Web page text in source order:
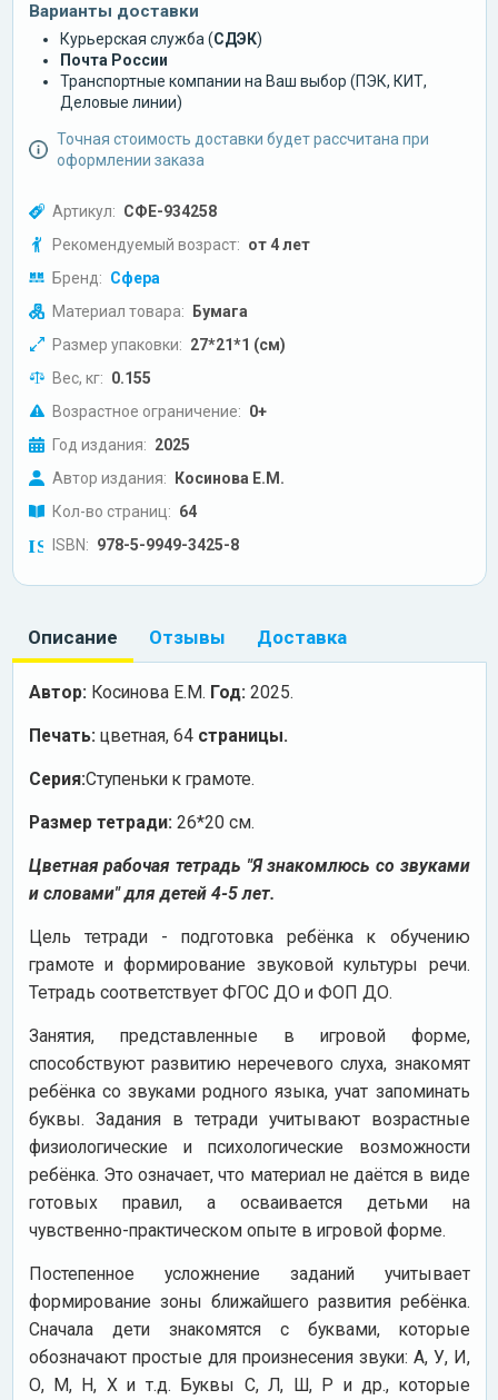
Варианты доставки
Курьерская служба (СДЭК)
Почта России
Транспортные компании на Ваш выбор (ПЭК, КИТ,
Деловые линии)
Точная стоимость доставки будет рассчитана при
оформлении заказа
Артикул: СФЕ-934258
Рекомендуемый возраст: от 4 лет
Бренд: Сфера
Материал товара: Бумага
Размер упаковки: 27*21*1 (см)
Вес, кг: 0.155
Возрастное ограничение: 0+
Год издания: 2025
Автор издания: Косинова Е.М.
Кол-во страниц: 64
ISBN: 978-5-9949-3425-8
Описание Отзывы Доставка
Автор: Косинова Е.М. Год: 2025.
Печать: цветная, 64страницы.
Серия:Ступеньки к грамоте.
Размер тетради: 26*20 см.
Цветная рабочая тетрадь "Я знакомлюсь со звуками
и словами" для детей 4-5 лет.
Цель тетради - подготовка ребёнка к обучению
грамоте и формирование звуковой культуры речи.
Тетрадь соответствует ФГОС ДО и ФОП ДО.
Занятия, представленные в игровой форме,
способствуют развитию неречевого слуха, знакомят
ребёнка со звуками родного языка, учат запоминать
буквы. Задания в тетради учитывают возрастные
физиологические и психологические возможности
ребёнка. Это означает, что материал не даётся в виде
готовых правил, а осваивается детьми на
чувственно-практическом опыте в игровой форме.
Постепенное усложнение заданий учитывает
формирование зоны ближайшего развития ребёнка.
Сначала дети знакомятся с буквами, которые
обозначают простые для произнесения звуки: А, У, И,
О, М, Н, Х и т.д. Буквы С, Л, Ш, Р и др., которые